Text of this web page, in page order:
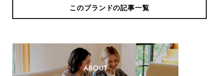
このブランドの記事一覧